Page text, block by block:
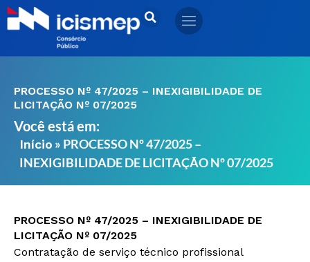
Ir
para
PROCESSO Nº 47/2025 – INEXIGIBILIDADE DE
LICITAÇÃO Nº 07/2025
Você está em:
Início » PROCESSO Nº 47/2025 –
INEXIGIBILIDADE DE LICITAÇÃO Nº 07/2025
PROCESSO Nº 47/2025 – INEXIGIBILIDADE DE
LICITAÇÃO Nº 07/2025
Contratação de serviço técnico profissional